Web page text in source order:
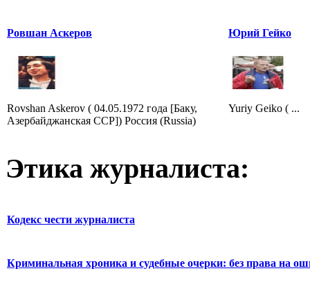
Ровшан Аскеров
Rovshan Askerov ( 04.05.1972 года [Баку,
Азербайджанская ССР]) Россия (Russia)
Юрий Гейко
Yuriy Geiko ( ...
Этика журналиста:
Кодекс чести журналиста
Криминальная хроника и судебные очерки: без права на